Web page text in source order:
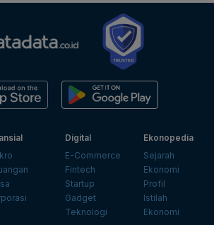
Digital
E-Commerce
Fintech
Startup
Gadget
Teknologi
Ekonopedia
Sejarah
Ekonomi
Profil
Istilah
Ekonomi